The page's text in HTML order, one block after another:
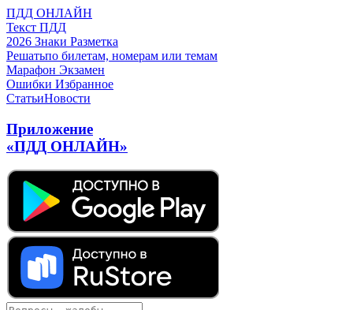
ПДД ОНЛАЙН
Текст ПДД
2026 Знаки Разметка
Решатьпо билетам, номерам или темам
Марафон Экзамен
Ошибки Избранное
СтатьиНовости
Приложение
«ПДД ОНЛАЙН»